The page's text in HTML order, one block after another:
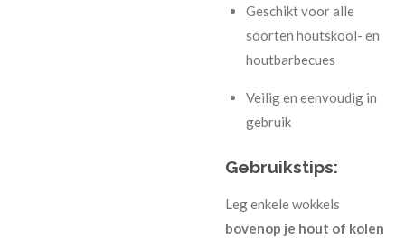
Geschikt voor alle
soorten houtskool- en
houtbarbecues
Veilig en eenvoudig in
gebruik
Gebruikstips:
Leg enkele wokkels
bovenop je hout of kolen